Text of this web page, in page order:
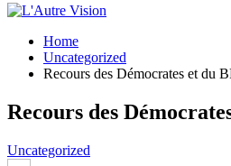
Home
Uncategorized
Recours des Démocrates et du
Recours des
Uncategorized